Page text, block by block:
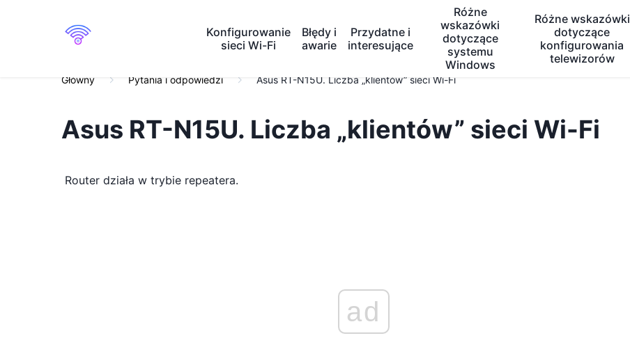
Konfigurowanie
sieci Wi-Fi
Błędy i
awarie
Przydatne i
interesujące
Różne
wskazówki
dotyczące
systemu
Windows
Różne wskazówki
dotyczące
konfigurowania
telewizorów
Główny Pytania i odpowiedzi Asus RT-N15U. Liczba „klientów” sieci Wi-Fi
Asus RT-N15U. Liczba „klientów” sieci Wi-Fi
Router działa w trybie repeatera.
ad